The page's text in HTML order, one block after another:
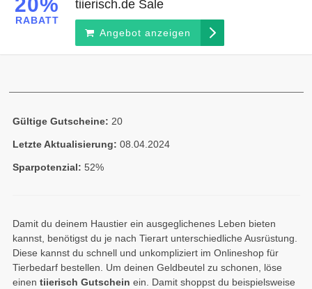
RABATT
tiierisch.de Sale
Angebot anzeigen
Gültige Gutscheine: 20
Letzte Aktualisierung: 08.04.2024
Sparpotenzial: 52%
Damit du deinem Haustier ein ausgeglichenes Leben bieten
kannst, benötigst du je nach Tierart unterschiedliche Ausrüstung.
Diese kannst du schnell und unkompliziert im Onlineshop für
Tierbedarf bestellen. Um deinen Geldbeutel zu schonen, löse
einen tiierisch Gutschein ein. Damit shoppst du beispielsweise